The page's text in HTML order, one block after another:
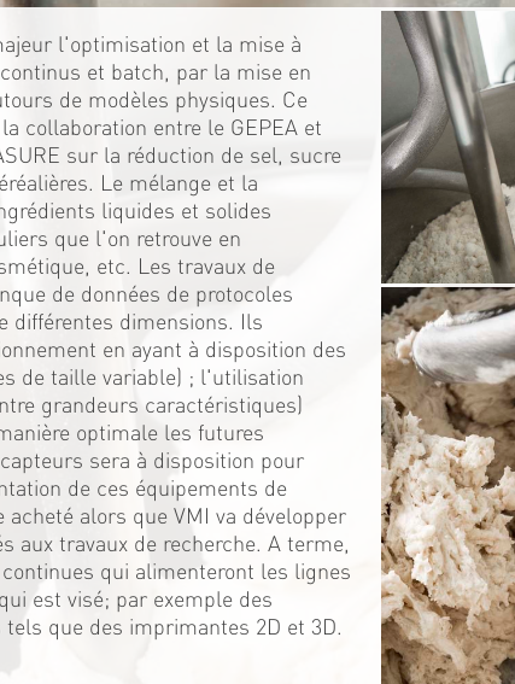
l'optimisation et la mise à
et batch, par la mise en
de modèles physiques. Ce
collaboration entre le GEPEA et
sur la réduction de sel, sucre
Le mélange et la
liquides et solides
que l'on retrouve en
etc. Les travaux de
de données de protocoles
différentes dimensions. Ils
en ayant à disposition des
de taille variable) ; l'utilisation
grandeurs caractéristiques)
optimale les futures
sera à disposition pour
de ces équipements de
alors que VMI va développer
aux travaux de recherche. A terme,
qui alimenteront les lignes
est visé; par exemple des
que des imprimantes 2D et 3D.